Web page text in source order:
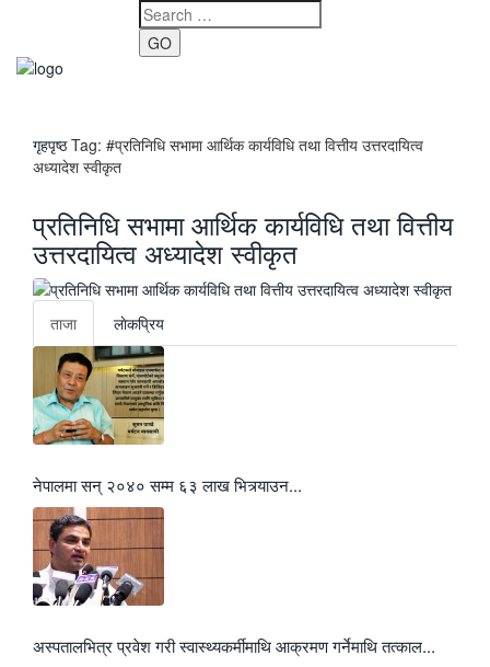
GO
गृहपृष्ठTag: #प्रतिनिधि सभामा आर्थिक कार्यविधि तथा वित्तीय उत्तरदायित्व
अध्यादेश स्वीकृत
प्रतिनिधि सभामा आर्थिक कार्यविधि तथा वित्तीय
उत्तरदायित्व अध्यादेश स्वीकृत
ताजा लाेकप्रिय
नेपालमा सन् २०४० सम्म ६३ लाख भित्र्याउन...
अस्पतालभित्र प्रवेश गरी स्वास्थ्यकर्मीमाथि आक्रमण गर्नेमाथि तत्काल...